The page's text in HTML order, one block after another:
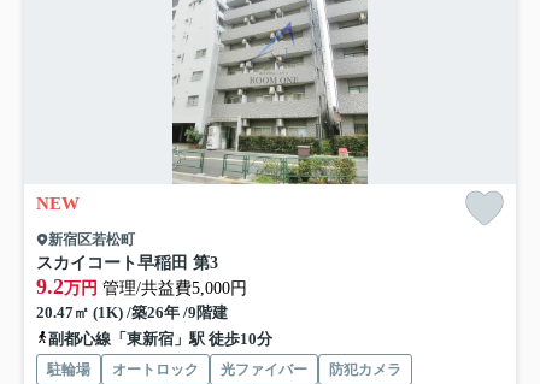
NEW
新宿区若松町
スカイコート早稲田 第3
9.2万円 管理/共益費5,000円
20.47㎡ (1K) /築26年 /9階建
副都心線「東新宿」駅 徒歩10分
駐輪場 オートロック 光ファイバー
防犯カメラ